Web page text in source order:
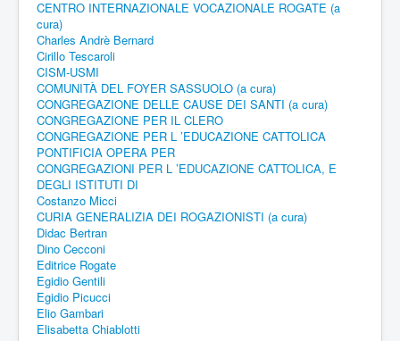
CENTRO INTERNAZIONALE VOCAZIONALE ROGATE (a
cura)
Charles Andrè Bernard
Cirillo Tescaroli
CISM-USMI
COMUNITÀ DEL FOYER SASSUOLO (a cura)
CONGREGAZIONE DELLE CAUSE DEI SANTI (a cura)
CONGREGAZIONE PER IL CLERO
CONGREGAZIONE PER L ’EDUCAZIONE CATTOLICA
PONTIFICIA OPERA PER
CONGREGAZIONI PER L ’EDUCAZIONE CATTOLICA, E
DEGLI ISTITUTI DI
Costanzo Micci
CURIA GENERALIZIA DEI ROGAZIONISTI (a cura)
Didac Bertran
Dino Cecconi
Editrice Rogate
Egidio Gentili
Egidio Picucci
Elio Gambari
Elisabetta Chiablotti